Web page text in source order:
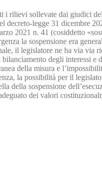
rilievi sollevate dai giudici
decreto-legge 31 dicembre
2021 n. 41 (cosiddetto
la sospensione era
il legislatore ne ha via via
degli interessi
della misura e
la possibilità per il
della sospensione
dei valori